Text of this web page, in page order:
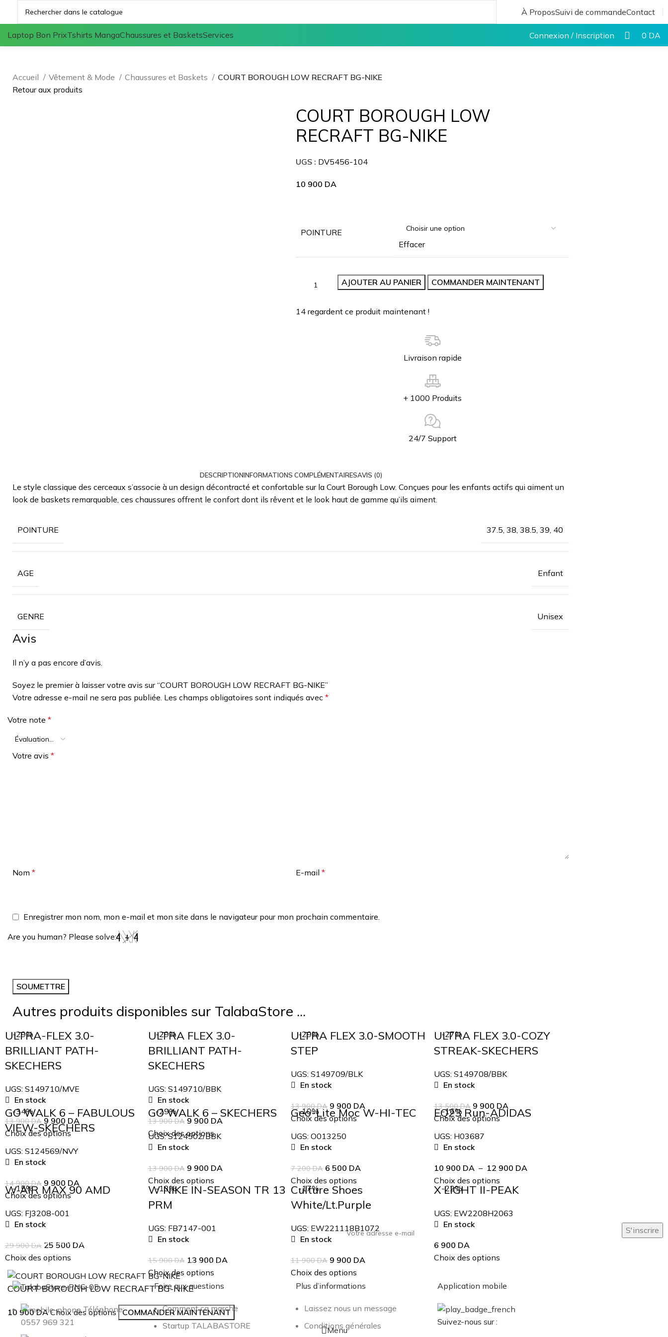
À ProposSuivi de commandeContact
Laptop Bon PrixTshirts MangaChaussures et BasketsServices Connexion / Inscription 0 DA
Accueil Vêtement & Mode Chaussures et Baskets
COURT BOROUGH LOW RECRAFT BG-NIKE
Retour aux produits
COURT BOROUGH LOW
RECRAFT BG-NIKE
UGS : DV5456-104
10 900 DA
POINTURE
Effacer
AJOUTER AU PANIER COMMANDER MAINTENANT
14 regardent ce produit maintenant !
Livraison rapide
+ 1000 Produits
24/7 Support
DESCRIPTIONINFORMATIONS COMPLÉMENTAIRESAVIS (0)
Le style classique des cerceaux s’associe à un design décontracté et confortable sur la Court Borough Low. Conçues pour les enfants actifs qui aiment un
look de baskets remarquable, ces chaussures offrent le confort dont ils rêvent et le look haut de gamme qu’ils aiment.
POINTURE 37.5, 38, 38.5, 39, 40
AGE Enfant
GENRE Unisex
Avis
Il n’y a pas encore d’avis.
Soyez le premier à laisser votre avis sur “COURT BOROUGH LOW RECRAFT BG-NIKE”
Votre adresse e-mail ne sera pas publiée. Les champs obligatoires sont indiqués avec *
Votre note *
Votre avis *
Nom * E-mail *
Enregistrer mon nom, mon e-mail et mon site dans le navigateur pour mon prochain commentaire.
Are you human? Please solve:
Autres produits disponibles sur TalabaStore ...
-29%
ULTRA-FLEX 3.0-
BRILLIANT PATH-
SKECHERS
UGS: S149710/MVE
En stock
13 900DA 9 900 DA
Choix des options
-29%
ULTRA FLEX 3.0-
BRILLIANT PATH-
SKECHERS
UGS: S149710/BBK
En stock
13 900DA 9 900 DA
Choix des options
-29%
ULTRA FLEX 3.0-SMOOTH
STEP
UGS: S149709/BLK
En stock
13 900DA 9 900 DA
Choix des options
-27%
ULTRA FLEX 3.0-COZY
STREAK-SKECHERS
UGS: S149708/BBK
En stock
13 500DA 9 900 DA
Choix des options
-34%
GO WALK 6 – FABULOUS
VIEW-SKECHERS
UGS: S124569/NVY
En stock
14 900DA 9 900 DA
Choix des options
-29%
GO WALK 6 – SKECHERS
UGS:S124502/BBK
En stock
13 900DA 9 900 DA
Choix des options
-10%
Geo-Lite Moc W-HI-TEC
UGS: O013250
En stock
7 200DA 6 500 DA
Choix des options
-16%
EQ23 Run-ADIDAS
UGS: H03687
En stock
10 900 DA – 12 900 DA
Choix des options
-15%
W AIR MAX 90 AMD
UGS: FJ3208-001
En stock
29 900DA 25 500 DA
Choix des options
-13%
W NIKE IN-SEASON TR 13
PRM
UGS: FB7147-001
En stock
15 900DA 13 900 DA
Choix des options
-17%
Culture Shoes
White/Lt.Purple
UGS: EW221118B1072
En stock
11 900DA 9 900 DA
Choix des options
-22%
X LIGHT II-PEAK
UGS: EW2208H2063
En stock
6 900 DA
Choix des options
Inscrivez-vous à notre newsletter
Soyez le premier à savoir. Inscrivez-vous à la newsletter aujourd'hui
Téléphone:
0557 969 321
Foire aux questions
Comment ça marche
Startup TALABASTORE
Plus d’informations
Laissez nous un message
Conditions générales
Application mobile
Suivez-nous sur :
COURT BOROUGH LOW RECRAFT BG-NIKE
10 900DA Choix des options COMMANDER MAINTENANT
Menu